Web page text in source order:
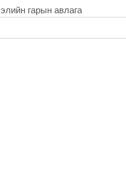
гарын авлага